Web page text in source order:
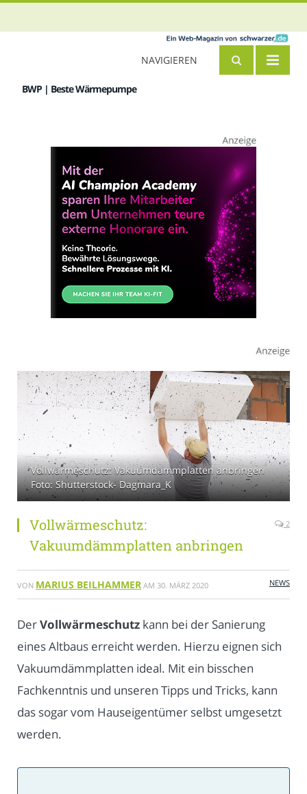
BWP | Beste Wärmepumpe
NAVIGIEREN
Vollwärmeschutz: Vakuumdämmplatten anbringen
Foto: Shutterstock- Dagmara_K
Vollwärmeschutz:
Vakuumdämmplatten anbringen
2
VON MARIUS BEILHAMMER AM 30. MÄRZ 2020 NEWS
DerVollwärmeschutz kann bei der Sanierung
eines Altbaus erreicht werden. Hierzu eignen sich
Vakuumdämmplatten ideal. Mit ein bisschen
Fachkenntnis und unseren Tipps und Tricks, kann
das sogar vom Hauseigentümer selbst umgesetzt
werden.